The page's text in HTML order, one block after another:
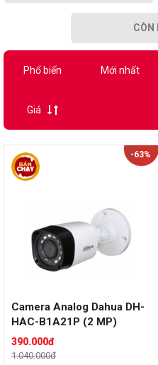
CÒN
Phổ biến Mới nhất
Giá
-63%
Camera Analog Dahua DH-
HAC-B1A21P (2 MP)
390.000đ
1.040.000đ